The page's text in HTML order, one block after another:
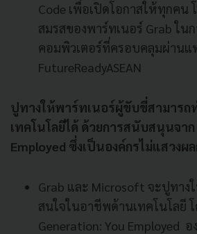
Code เพื่อเปิดโอกาสให้ทุกคน
สมรสของพาร์ทเนอร์ Grab ใน
คอมพิวเตอร์ที่ครอบคลุมผ่าน
FutureReadyASEAN
ปูทางให้พาร์ทเนอร์ผู้ขับขี่สามารถ
เทคโนโลยีได้ ด้วยการสนับสนุนจา
Employed ซึ่งเป็นองค์กรไม่แสวงผ
Grab และ Microsoft จะปูทา
สนใจในอาชีพด้านเทคโนโลยี
Generation: You Employed อ